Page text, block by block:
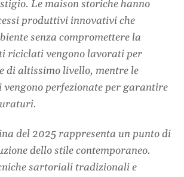
Le maison storiche hanno
produttivi innovativi che
senza compromettere la
riciclati vengono lavorati per
di altissimo livello, mentre le
perfezionate per garantire
del 2025 rappresenta un punto di
dello stile contemporaneo.
sartoriali tradizionali e